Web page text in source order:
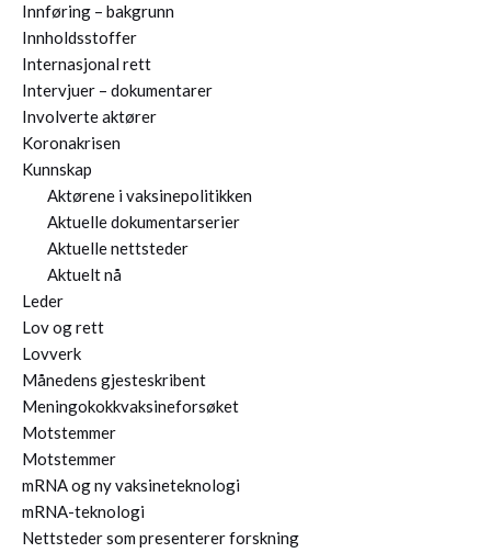
Innføring – bakgrunn
Innholdsstoffer
Internasjonal rett
Intervjuer – dokumentarer
Involverte aktører
Koronakrisen
Kunnskap
Aktørene i vaksinepolitikken
Aktuelle dokumentarserier
Aktuelle nettsteder
Aktuelt nå
Leder
Lov og rett
Lovverk
Månedens gjesteskribent
Meningokokkvaksineforsøket
Motstemmer
Motstemmer
mRNA og ny vaksineteknologi
mRNA-teknologi
Nettsteder som presenterer forskning